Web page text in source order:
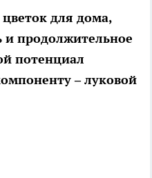
для дома,
продолжительное
потенциал
– луковой